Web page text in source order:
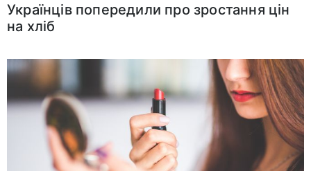
Українців попередили про зростання цін
на хліб